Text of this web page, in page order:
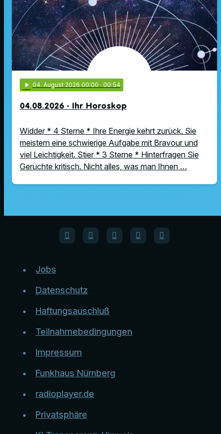
play_arrow 04. August 2026 00:00 · 00:54
04.08.2026 - Ihr Horoskop
Widder * 4 Sterne * Ihre Energie kehrt zurück. Sie
meistern eine schwierige Aufgabe mit Bravour und
viel Leichtigkeit. Stier * 3 Sterne * Hinterfragen Sie
Gerüchte kritisch. Nicht alles, was man Ihnen …
Jobs
Datenschutz
Haftungsauschluß
Teilnahmebedingungen
Impressum
Funkhaus Nürnberg
radioplayer.de
Privatsphäre